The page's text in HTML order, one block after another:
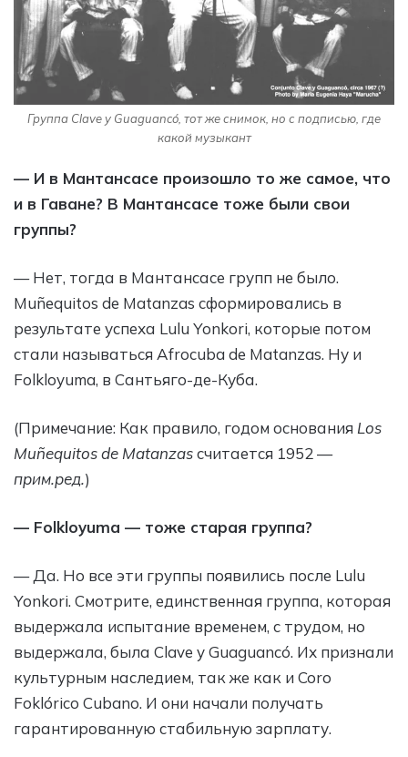
Группа Clave y Guaguancó, тот же снимок, но с подписью, где
какой музыкант
— И в Мантансасе произошло то же самое, что
и в Гаване? В Мантансасе тоже были свои
группы?
— Нет, тогда в Мантансасе групп не было.
Muñequitos de Matanzas сформировались в
результате успеха Lulu Yonkori, которые потом
стали называться Afrocuba de Matanzas. Ну и
Folkloyuma, в Сантьяго-де-Куба.
(Примечание: Как правило, годом основания Los
Muñequitos de Matanzasсчитается 1952 —
прим.ред.)
— Folkloyuma — тоже старая группа?
— Да. Но все эти группы появились после Lulu
Yonkori. Смотрите, единственная группа, которая
выдержала испытание временем, с трудом, но
выдержала, была Clave y Guaguancó. Их признали
культурным наследием, так же как и Coro
Foklórico Cubano. И они начали получать
гарантированную стабильную зарплату.